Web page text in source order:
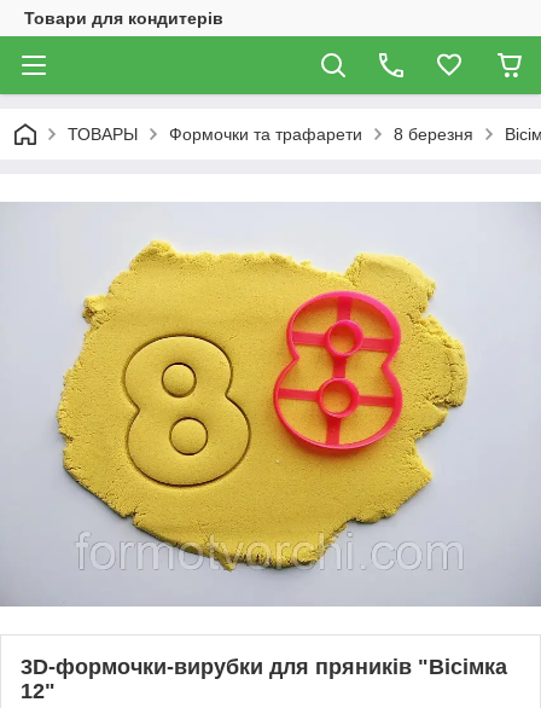
Товари для кондитерів
ТОВАРЫ Формочки та трафарети 8 березня
3D-формочки-вирубки для пряників "Вісімка
12"